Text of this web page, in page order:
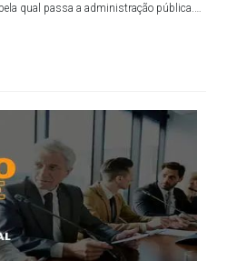
qual passa a administração pública.
essas transformaç...